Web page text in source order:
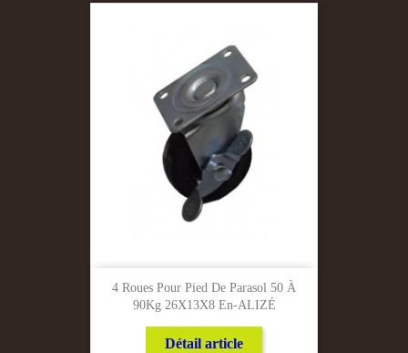
4 Roues Pour Pied De Parasol 50 À
90Kg 26X13X8 En-ALIZÉ
Détail article